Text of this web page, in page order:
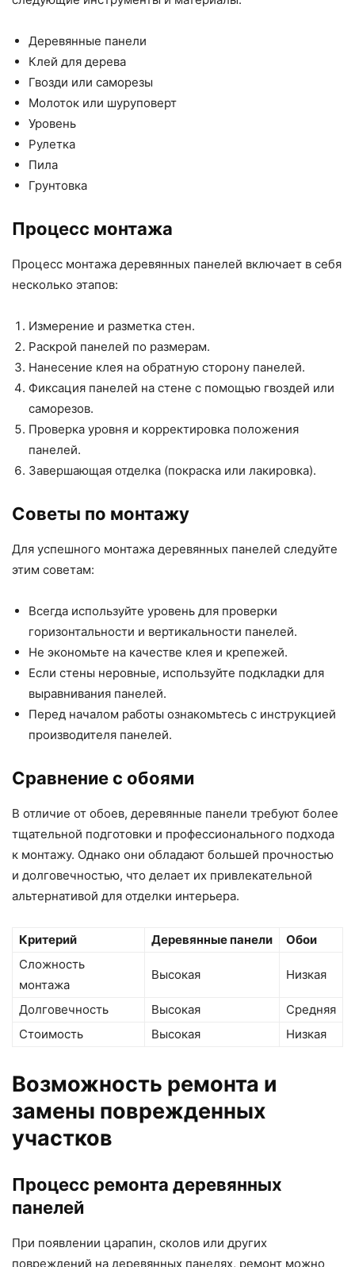
Деревянные панели
Клей для дерева
Гвозди или саморезы
Молоток или шуруповерт
Уровень
Рулетка
Пила
Грунтовка
Процесс монтажа
Процесс монтажа деревянных панелей включает в себя
несколько этапов:
Измерение и разметка стен.
Раскрой панелей по размерам.
Нанесение клея на обратную сторону панелей.
Фиксация панелей на стене с помощью гвоздей или
саморезов.
Проверка уровня и корректировка положения
панелей.
Завершающая отделка (покраска или лакировка).
Советы по монтажу
Для успешного монтажа деревянных панелей следуйте
этим советам:
Всегда используйте уровень для проверки
горизонтальности и вертикальности панелей.
Не экономьте на качестве клея и крепежей.
Если стены неровные, используйте подкладки для
выравнивания панелей.
Перед началом работы ознакомьтесь с инструкцией
производителя панелей.
Сравнение с обоями
В отличие от обоев, деревянные панели требуют более
тщательной подготовки и профессионального подхода
к монтажу. Однако они обладают большей прочностью
и долговечностью, что делает их привлекательной
альтернативой для отделки интерьера.
Критерий Деревянные панели
Обои
Сложность
монтажа
Высокая Низкая
Долговечность Высокая
Средняя
Стоимость
Высокая Низкая
Возможность ремонта и
замены поврежденных
участков
Процесс ремонта деревянных
панелей
При появлении царапин, сколов или других
повреждений на деревянных панелях, ремонт можно